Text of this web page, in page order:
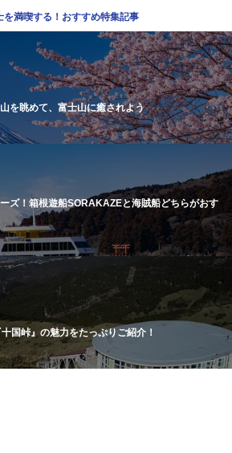
を満喫する！おすすめ特集記事
を眺めて、富士山に癒されよう
ズ！箱根遊船SORAKAZEと海賊船どちらがおす
国峠』の魅力をたっぷりご紹介！